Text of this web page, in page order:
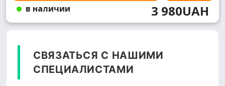
в наличии
3 980UAH
СВЯЗАТЬСЯ С НАШИМИ
СПЕЦИАЛИСТАМИ